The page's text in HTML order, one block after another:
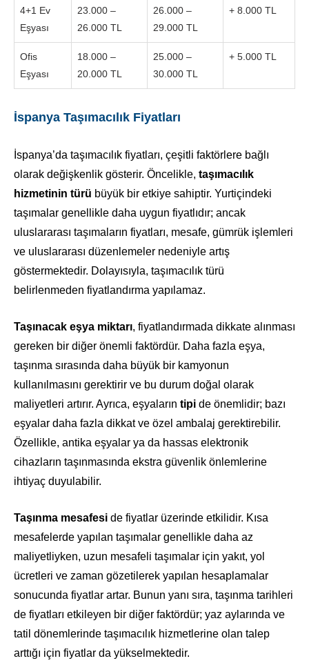
4+1 Ev
Eşyası
23.000 –
26.000 TL
26.000 –
29.000 TL
+ 8.000 TL
Ofis
Eşyası
18.000 –
20.000 TL
25.000 –
30.000 TL
+ 5.000 TL
İspanya Taşımacılık Fiyatları
İspanya’da taşımacılık fiyatları, çeşitli faktörlere bağlı
olarak değişkenlik gösterir. Öncelikle, taşımacılık
hizmetinin türü büyük bir etkiye sahiptir. Yurtiçindeki
taşımalar genellikle daha uygun fiyatlıdır; ancak
uluslararası taşımaların fiyatları, mesafe, gümrük işlemleri
ve uluslararası düzenlemeler nedeniyle artış
göstermektedir. Dolayısıyla, taşımacılık türü
belirlenmeden fiyatlandırma yapılamaz.
Taşınacak eşya miktarı, fiyatlandırmada dikkate alınması
gereken bir diğer önemli faktördür. Daha fazla eşya,
taşınma sırasında daha büyük bir kamyonun
kullanılmasını gerektirir ve bu durum doğal olarak
maliyetleri artırır. Ayrıca, eşyaların tipi de önemlidir; bazı
eşyalar daha fazla dikkat ve özel ambalaj gerektirebilir.
Özellikle, antika eşyalar ya da hassas elektronik
cihazların taşınmasında ekstra güvenlik önlemlerine
ihtiyaç duyulabilir.
Taşınma mesafesi de fiyatlar üzerinde etkilidir. Kısa
mesafelerde yapılan taşımalar genellikle daha az
maliyetliyken, uzun mesafeli taşımalar için yakıt, yol
ücretleri ve zaman gözetilerek yapılan hesaplamalar
sonucunda fiyatlar artar. Bunun yanı sıra, taşınma tarihleri
de fiyatları etkileyen bir diğer faktördür; yaz aylarında ve
tatil dönemlerinde taşımacılık hizmetlerine olan talep
arttığı için fiyatlar da yükselmektedir.